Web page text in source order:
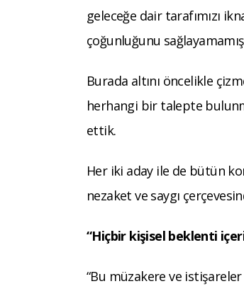
geleceğe dair tarafımızı
çoğunluğunu
Burada altını öncelikle
herhangi bir talepte
ettik.
Her iki aday ile de bütün
nezaket ve saygı
“Hiçbir kişisel beklenti
“Bu müzakere ve